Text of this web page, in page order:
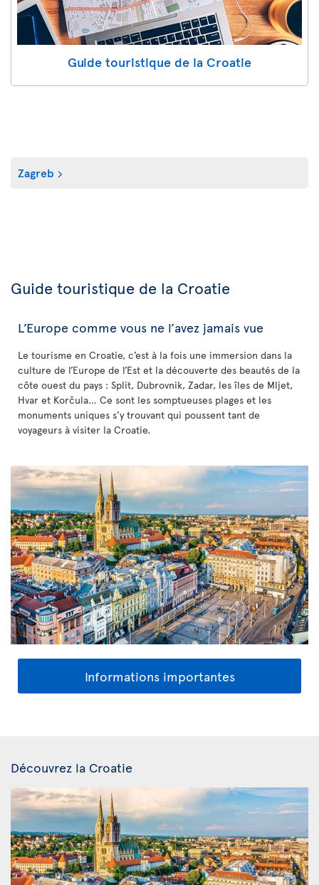
Guide touristique de la Croatie
Zagreb
Guide touristique de la Croatie
L’Europe comme vous ne l’avez jamais vue
Le tourisme en Croatie, c’est à la fois une immersion dans la
culture de l’Europe de l’Est et la découverte des beautés de la
côte ouest du pays : Split, Dubrovnik, Zadar, les îles de Mljet,
Hvar et Korčula… Ce sont les somptueuses plages et les
monuments uniques s’y trouvant qui poussent tant de
voyageurs à visiter la Croatie.
Informations importantes
Découvrez la Croatie